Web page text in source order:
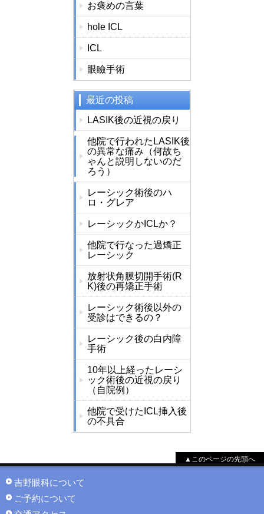
お褒めの言葉
hole ICL
ICL
眼瞼手術
最近の投稿
LASIK後の近視の戻り
他院で行われたLASIK後
の異常な痛み（何故ち
ゃんと説明しないのだ
ろう）
レーシック術後のハ
ロ・グレア
レーシックかICLか？
他院で行なった過矯正
レーシック
放射状角膜切開手術(R
K)後の再矯正手術
レーシック術後以外の
受診はできるの？
レーシック後の白内障
手術
10年以上経ったレーシ
ック術後の近視の戻り
（自院例）
他院で受けたICL挿入後
の不具合
▲このページの先頭へ
吉野眼科について
ご予約について